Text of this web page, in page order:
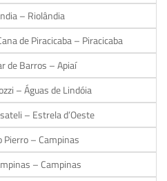
– Riolândia
de Piracicaba – Piracicaba
de Barros – Apiaí
– Águas de Lindóia
– Estrela d’Oeste
Pierro – Campinas
– Campinas